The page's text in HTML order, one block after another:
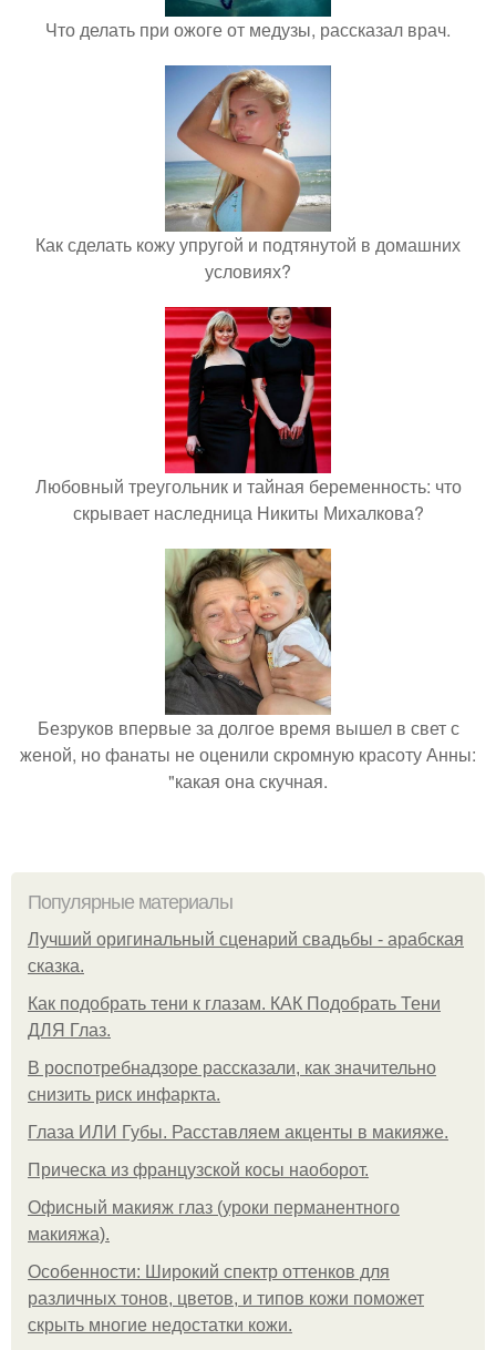
Что делать при ожоге от медузы, рассказал врач.
Как сделать кожу упругой и подтянутой в домашних
условиях?
Любовный треугольник и тайная беременность: что
скрывает наследница Никиты Михалкова?
Безруков впервые за долгое время вышел в свет с
женой, но фанаты не оценили скромную красоту Анны:
"какая она скучная.
Популярные материалы
Лучший оригинальный сценарий свадьбы - арабская
сказка.
Как подобрать тени к глазам. КАК Подобрать Тени
ДЛЯ Глаз.
В роспотребнадзоре рассказали, как значительно
снизить риск инфаркта.
Глаза ИЛИ Губы. Расставляем акценты в макияже.
Прическа из французской косы наоборот.
Офисный макияж глаз (уроки перманентного
макияжа).
Особенности: Широкий спектр оттенков для
различных тонов, цветов, и типов кожи поможет
скрыть многие недостатки кожи.